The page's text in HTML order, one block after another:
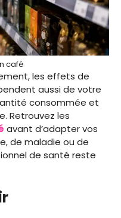
café
les effets de
aussi de votre
consommée et
Retrouvez les
avant d’adapter vos
de maladie ou de
de santé reste